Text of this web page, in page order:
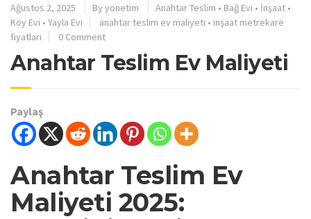
Ağustos 2, 2025 By yonetim Anahtar Teslim • Bağ Evi • İnşaat •
Köy Evi • Yayla Evi anahtar teslim ev maliyeti • inşaat metrekare
fiyatları
0 Comment
Anahtar Teslim Ev Maliyeti
Paylaş
Anahtar Teslim Ev
Maliyeti 2025: